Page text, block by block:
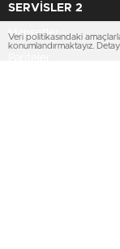
SERVİSLER 2
Manşetler
Veri politikasındaki
konumlandırmaktayız.